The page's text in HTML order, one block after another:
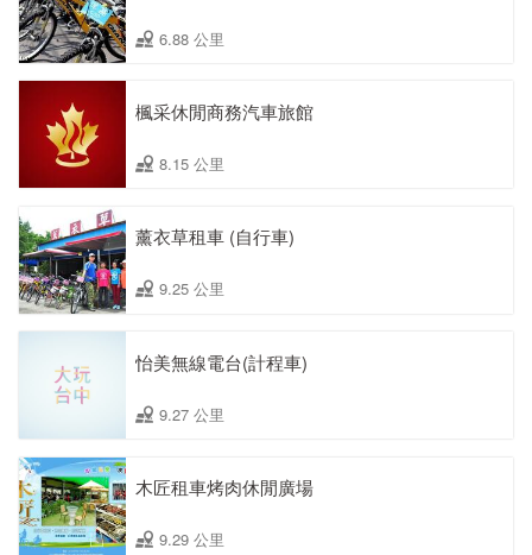
6.88 公里
楓采休閒商務汽車旅館
8.15 公里
薰衣草租車 (自行車)
9.25 公里
怡美無線電台(計程車)
9.27 公里
木匠租車烤肉休閒廣場
9.29 公里